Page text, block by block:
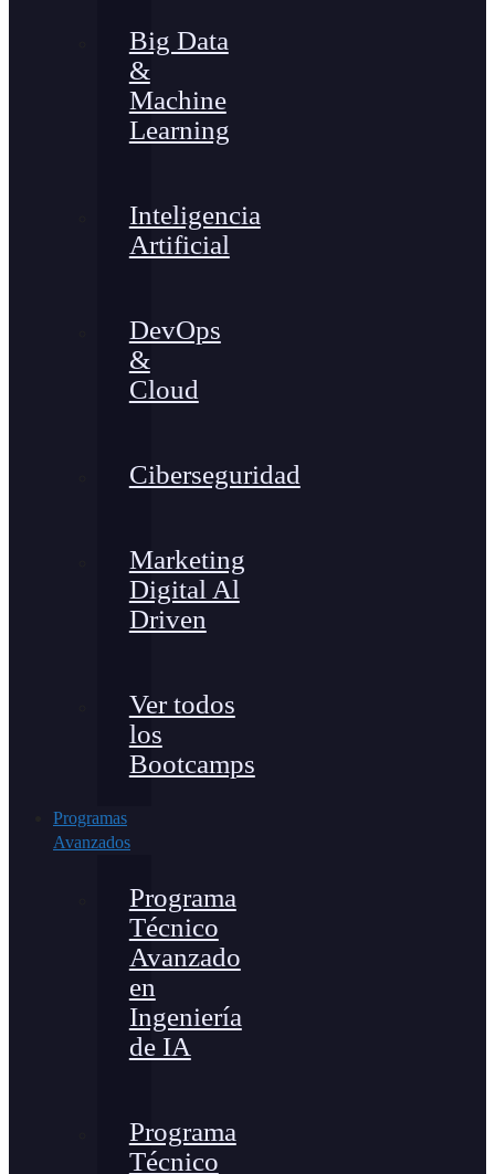
Big Data
&
Machine
Learning
Inteligencia
Artificial
DevOps
&
Cloud
Ciberseguridad
Marketing
Digital Al
Driven
Ver todos
los
Bootcamps
Programas
Avanzados
Programa
Técnico
Avanzado
en
Ingeniería
de IA
Programa
Técnico